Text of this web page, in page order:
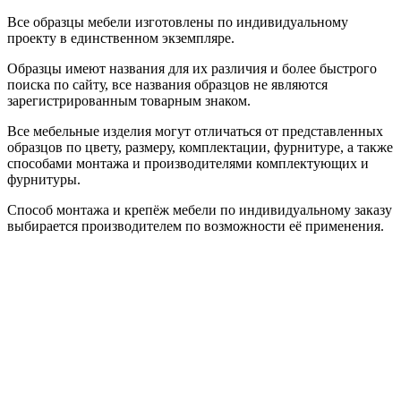
Все образцы мебели изготовлены по индивидуальному
проекту в единственном экземпляре.
Образцы имеют названия для их различия и более быстрого
поиска по сайту, все названия образцов не являются
зарегистрированным товарным знаком.
Все мебельные изделия могут отличаться от представленных
образцов по цвету, размеру, комплектации, фурнитуре, а также
способами монтажа и производителями комплектующих и
фурнитуры.
Способ монтажа и крепёж мебели по индивидуальному заказу
выбирается производителем по возможности её применения.